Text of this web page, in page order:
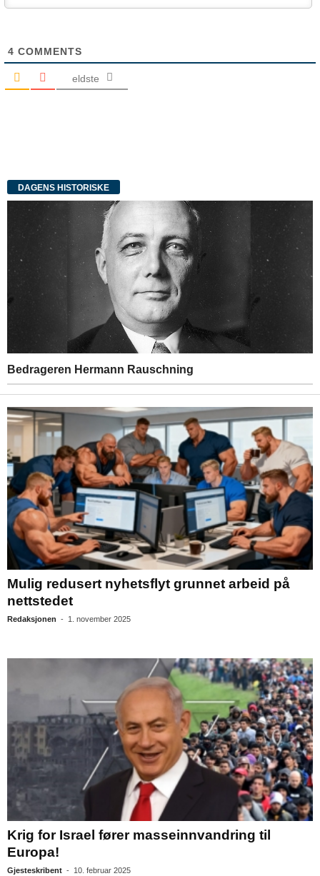
4 COMMENTS
eldste
DAGENS HISTORISKE
Bedrageren Hermann Rauschning
Mulig redusert nyhetsflyt grunnet arbeid på
nettstedet
Redaksjonen - 1. november 2025
Krig for Israel fører masseinnvandring til
Europa!
Gjesteskribent - 10. februar 2025